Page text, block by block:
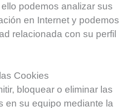
podemos analizar sus
en Internet y podemos
relacionada con su perfil
Cookies
bloquear o eliminar las
en su equipo mediante la